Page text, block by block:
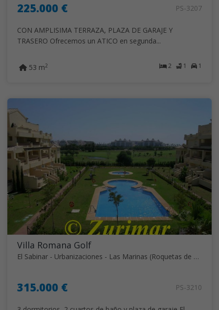
225.000 € PS-3207
CON AMPLISIMA TERRAZA, PLAZA DE GARAJE Y
TRASERO Ofrecemos un ATICO en segunda...
2 1 1
53 m2
Villa Romana Golf
El Sabinar - Urbanizaciones - Las Marinas (Roquetas de Mar)
315.000 € PS-3210